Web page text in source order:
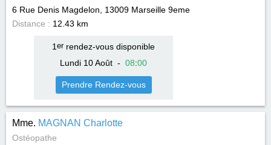
6 Rue Denis Magdelon, 13009 Marseille 9eme
Distance : 12.43 km
1 errendez-vous disponible
Lundi 10 Août - 08:00
Prendre Rendez-vous
Mme. MAGNAN Charlotte
Ostéopathe